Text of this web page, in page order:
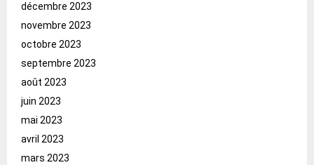
décembre 2023
novembre 2023
octobre 2023
septembre 2023
août 2023
juin 2023
mai 2023
avril 2023
mars 2023